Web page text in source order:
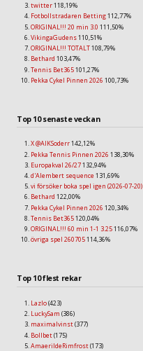
twitter118,19%
Fotbollstradaren Betting112,77%
ORIGINAL!!! 20 min 3.0 111,50%
VikingaGudens110,51%
ORIGINAL!!! TOTALT108,79%
Bethard 103,47%
Tennis Bet365101,27%
Pekka Cykel Pinnen 2026 100,73%
Top 10 senaste veckan
X @AIKSoderr142,12%
Pekka Tennis Pinnen 2026 138,30%
Europakval 26/27132,94%
d'Alembert sequence131,69%
vi försöker boka spel igen (2026-07-20)
Bethard 122,00%
Pekka Cykel Pinnen 2026 120,34%
Tennis Bet365120,04%
ORIGINAL!!! 60 min 1-1 3.25116,07%
övriga spel 260705114,36%
Top 10 flest rekar
Lazlo(423)
LuckySam (386)
maximalvinst(377)
Bollbet(175)
AmaerildeRimfrost(173)